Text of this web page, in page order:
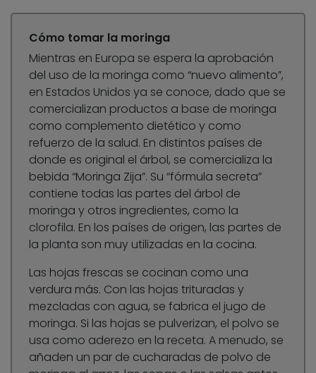
Cómo tomar la moringa
Mientras en Europa se espera la aprobación
del uso de la moringa como “nuevo alimento”,
en Estados Unidos ya se conoce, dado que se
comercializan productos a base de moringa
como complemento dietético y como
refuerzo de la salud. En distintos países de
donde es original el árbol, se comercializa la
bebida “Moringa Zija”. Su “fórmula secreta”
contiene todas las partes del árbol de
moringa y otros ingredientes, como la
clorofila. En los países de origen, las partes de
la planta son muy utilizadas en la cocina.
Las hojas frescas se cocinan como una
verdura más. Con las hojas trituradas y
mezcladas con agua, se fabrica el jugo de
moringa. Si las hojas se pulverizan, el polvo se
usa como aderezo en la receta. A menudo, se
añaden un par de cucharadas de polvo de